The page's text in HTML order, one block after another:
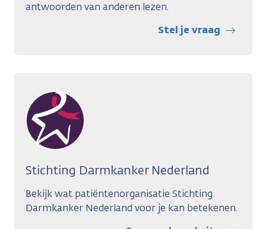
antwoorden van anderen lezen.
Stel je vraag
Stichting Darmkanker Nederland
Bekijk wat patiëntenorganisatie Stichting
Darmkanker Nederland voor je kan betekenen.